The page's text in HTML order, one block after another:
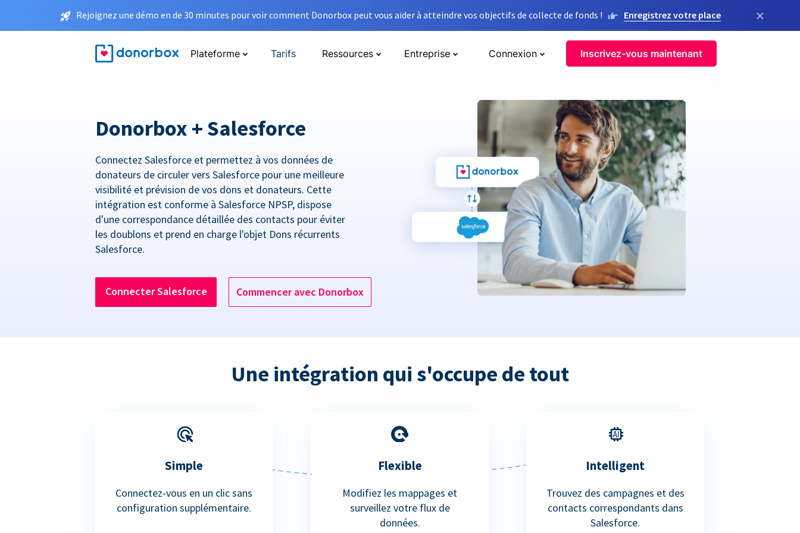
Rejoignez une démo en de 30 minutes pour voir comment Donorbox peut vous aider à atteindre vos objectifs de collecte de fonds ! Enregistrez votre place ×
Plateforme Tarifs Ressources Entreprise Connexion Inscrivez-vous maintenant
Donorbox + Salesforce
Connectez Salesforce et permettez à vos données de
donateurs de circuler vers Salesforce pour une meilleure
visibilité et prévision de vos dons et donateurs. Cette
intégration est conforme à Salesforce NPSP, dispose
d'une correspondance détaillée des contacts pour éviter
les doublons et prend en charge l'objet Dons récurrents
Salesforce.
Connecter Salesforce Commencer avec Donorbox
Une intégration qui s'occupe de tout
Simple
Connectez-vous en un clic sans
configuration supplémentaire.
Flexible
Modifiez les mappages et
surveillez votre flux de
données.
Intelligent
Trouvez des campagnes et des
contacts correspondants dans
Salesforce.